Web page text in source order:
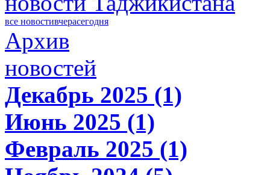
все новостивчерасегодня
Архив
новостей
Декабрь 2025 (1)
Июнь 2025 (1)
Февраль 2025 (1)